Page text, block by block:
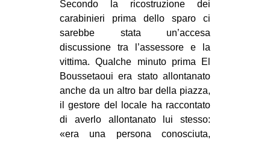
Secondo la ricostruzione dei
carabinieri prima dello sparo ci
sarebbe stata un’accesa
discussione tra l’assessore e la
vittima. Qualche minuto prima El
Boussetaoui era stato allontanato
anche da un altro bar della piazza,
il gestore del locale ha raccontato
di averlo allontanato lui stesso:
«era una persona conosciuta,